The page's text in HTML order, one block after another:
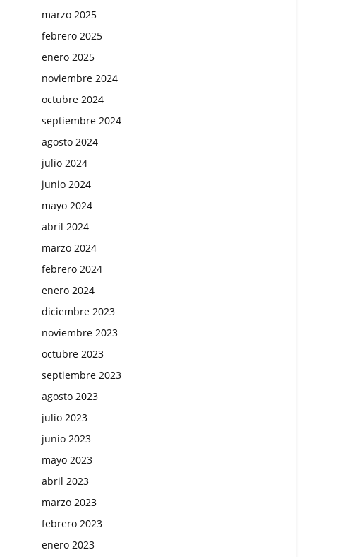
marzo 2025
febrero 2025
enero 2025
noviembre 2024
octubre 2024
septiembre 2024
agosto 2024
julio 2024
junio 2024
mayo 2024
abril 2024
marzo 2024
febrero 2024
enero 2024
diciembre 2023
noviembre 2023
octubre 2023
septiembre 2023
agosto 2023
julio 2023
junio 2023
mayo 2023
abril 2023
marzo 2023
febrero 2023
enero 2023